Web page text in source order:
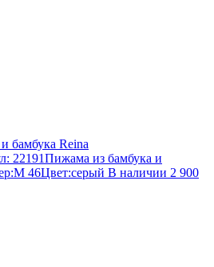
бамбука Reina
22191Пижама из бамбука и
M 46Цвет:серый В наличии 2 900